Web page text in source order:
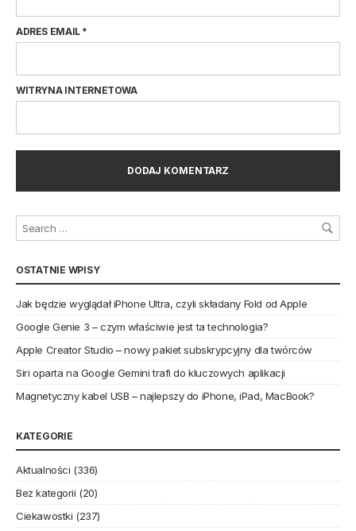
ADRES EMAIL *
WITRYNA INTERNETOWA
OSTATNIE WPISY
Jak będzie wyglądał iPhone Ultra, czyli składany Fold od Apple
Google Genie 3 – czym właściwie jest ta technologia?
Apple Creator Studio – nowy pakiet subskrypcyjny dla twórców
Siri oparta na Google Gemini trafi do kluczowych aplikacji
Magnetyczny kabel USB – najlepszy do iPhone, iPad, MacBook?
KATEGORIE
Aktualności (336)
Bez kategorii (20)
Ciekawostki (237)